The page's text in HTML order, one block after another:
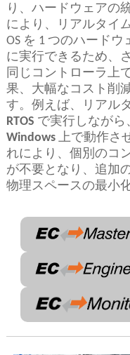
り、ハードウェアの
により、リアルタイ
OS を 1 つのハード
に実行できるため、
同じコントローラ上
果、大幅なコスト削
す。例えば、リアル
RTOS で実行しながら
Windows 上で動作さ
れにより、個別のコ
が不要となり、追加
物理スペースの最小